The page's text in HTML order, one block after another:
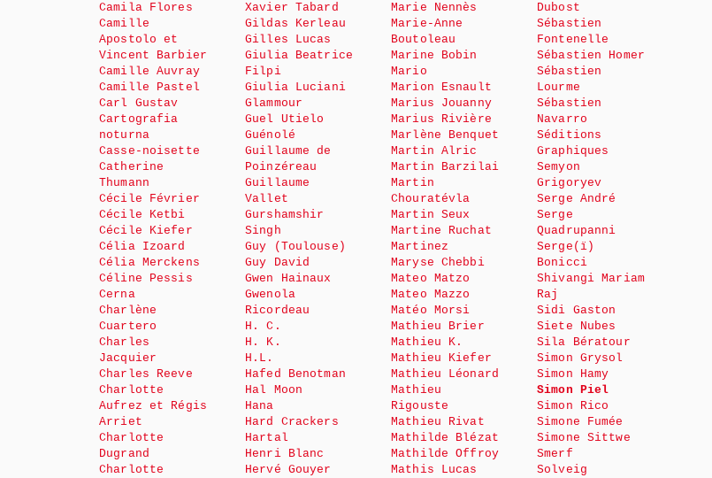
Camila Flores
Camille
Apostolo et
Vincent Barbier
Camille Auvray
Camille Pastel
Carl Gustav
Cartografia
noturna
Casse-noisette
Catherine
Thumann
Cécile Février
Cécile Ketbi
Cécile Kiefer
Célia Izoard
Célia Merckens
Céline Pessis
Cerna
Charlène
Cuartero
Charles
Jacquier
Charles Reeve
Charlotte
Aufrez et Régis
Arriet
Charlotte
Dugrand
Charlotte
Xavier Tabard
Gildas Kerleau
Gilles Lucas
Giulia Beatrice
Filpi
Giulia Luciani
Glammour
Guel Utielo
Guénolé
Guillaume de
Poinzéreau
Guillaume
Vallet
Gurshamshir
Singh
Guy (Toulouse)
Guy David
Gwen Hainaux
Gwenola
Ricordeau
H. C.
H. K.
H.L.
Hafed Benotman
Hal Moon
Hana
Hard Crackers
Hartal
Henri Blanc
Hervé Gouyer
Marie Nennès
Marie-Anne
Boutoleau
Marine Bobin
Mario
Marion Esnault
Marius Jouanny
Marius Rivière
Marlène Benquet
Martin Alric
Martin Barzilai
Martin
Chouratévla
Martin Seux
Martine Ruchat
Martinez
Maryse Chebbi
Mateo Matzo
Mateo Mazzo
Matéo Morsi
Mathieu Brier
Mathieu K.
Mathieu Kiefer
Mathieu Léonard
Mathieu
Rigouste
Mathieu Rivat
Mathilde Blézat
Mathilde Offroy
Mathis Lucas
Dubost
Sébastien
Fontenelle
Sébastien Homer
Sébastien
Lourme
Sébastien
Navarro
Séditions
Graphiques
Semyon
Grigoryev
Serge André
Serge
Quadrupanni
Serge(ï)
Bonicci
Shivangi Mariam
Raj
Sidi Gaston
Siete Nubes
Sila Bératour
Simon Grysol
Simon Hamy
Simon Piel
Simon Rico
Simone Fumée
Simone Sittwe
Smerf
Solveig